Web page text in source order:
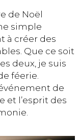
de Noël
simple
à créer des
Que ce soit
deux, je suis
féerie.
de
et l’esprit des